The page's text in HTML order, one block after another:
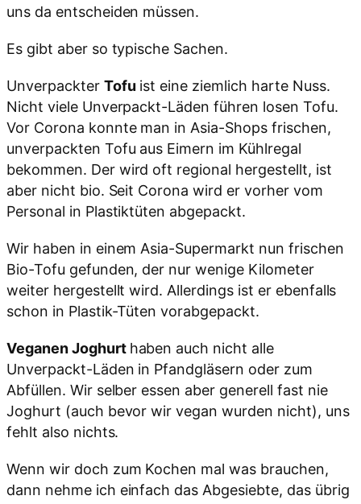
uns da entscheiden müssen.
Es gibt aber so typische Sachen.
Unverpackter Tofu ist eine ziemlich harte Nuss.
Nicht viele Unverpackt-Läden führen losen Tofu.
Vor Corona konnte man in Asia-Shops frischen,
unverpackten Tofu aus Eimern im Kühlregal
bekommen. Der wird oft regional hergestellt, ist
aber nicht bio. Seit Corona wird er vorher vom
Personal in Plastiktüten abgepackt.
Wir haben in einem Asia-Supermarkt nun frischen
Bio-Tofu gefunden, der nur wenige Kilometer
weiter hergestellt wird. Allerdings ist er ebenfalls
schon in Plastik-Tüten vorabgepackt.
Veganen Joghurt haben auch nicht alle
Unverpackt-Läden in Pfandgläsern oder zum
Abfüllen. Wir selber essen aber generell fast nie
Joghurt (auch bevor wir vegan wurden nicht), uns
fehlt also nichts.
Wenn wir doch zum Kochen mal was brauchen,
dann nehme ich einfach das Abgesiebte, das übrig